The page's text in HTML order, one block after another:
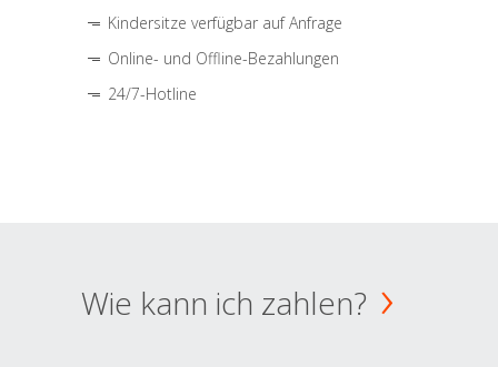
Kindersitze verfügbar auf Anfrage
Online- und Offline-Bezahlungen
24/7-Hotline
Wie kann ich zahlen?